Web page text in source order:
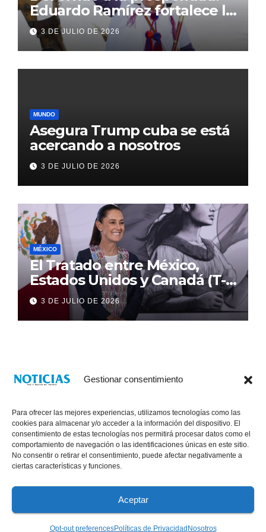
Gestionar consentimiento
Para ofrecer las mejores experiencias, utilizamos tecnologías como las
cookies para almacenar y/o acceder a la información del dispositivo. El
consentimiento de estas tecnologías nos permitirá procesar datos como el
comportamiento de navegación o las identificaciones únicas en este sitio.
No consentir o retirar el consentimiento, puede afectar negativamente a
ciertas características y funciones.
Aceptar
Opt-out preferencesPolíticas de Privacidad Nosotros
Eduardo Ramírez fortalece la
transformación de Aldama
con inversión histórica
3 DE JULIO DE 2026
MUNDO
Asegura Trump cuba se está
acercando a nosotros
3 DE JULIO DE 2026
MÉXICO
El Tratado entre México,
Estados Unidos y Canadá (T-
MEC) se mantiene hasta el
2036: Presidenta Claudia
Sheinbaum
3 DE JULIO DE 2026
® Derechos Reservados 2026|
Chiapas. VENTAS: 961 6120154